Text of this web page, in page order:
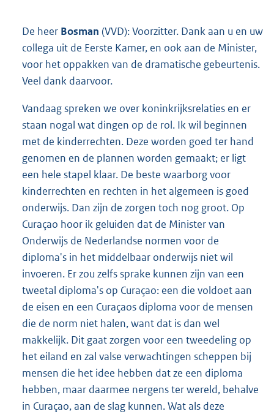
De heer Bosman (VVD): Voorzitter. Dank aan u en uw
collega uit de Eerste Kamer, en ook aan de Minister,
voor het oppakken van de dramatische gebeurtenis.
Veel dank daarvoor.
Vandaag spreken we over koninkrijksrelaties en er
staan nogal wat dingen op de rol. Ik wil beginnen
met de kinderrechten. Deze worden goed ter hand
genomen en de plannen worden gemaakt; er ligt
een hele stapel klaar. De beste waarborg voor
kinderrechten en rechten in het algemeen is goed
onderwijs. Dan zijn de zorgen toch nog groot. Op
Curaçao hoor ik geluiden dat de Minister van
Onderwijs de Nederlandse normen voor de
diploma's in het middelbaar onderwijs niet wil
invoeren. Er zou zelfs sprake kunnen zijn van een
tweetal diploma's op Curaçao: een die voldoet aan
de eisen en een Curaçaos diploma voor de mensen
die de norm niet halen, want dat is dan wel
makkelijk. Dit gaat zorgen voor een tweedeling op
het eiland en zal valse verwachtingen scheppen bij
mensen die het idee hebben dat ze een diploma
hebben, maar daarmee nergens ter wereld, behalve
in Curaçao, aan de slag kunnen. Wat als deze